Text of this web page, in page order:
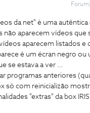
da net" é uma autêntica
não aparecem vídeos que
aparecem listados e
é um écran negro ou
se estava a ver …
programas anteriores
só com reinicializão
"extras" da box IRIS